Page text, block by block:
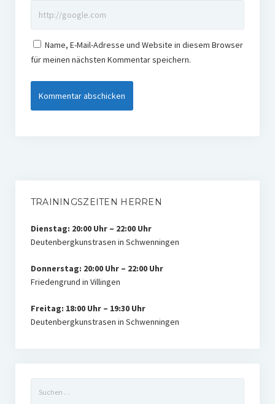
Name, E-Mail-Adresse und Website in diesem Browser
für meinen nächsten Kommentar speichern.
TRAININGSZEITEN HERREN
Dienstag: 20:00 Uhr – 22:00 Uhr
Deutenbergkunstrasen in Schwenningen
Donnerstag: 20:00 Uhr – 22:00 Uhr
Friedengrund in Villingen
Freitag: 18:00 Uhr – 19:30 Uhr
Deutenbergkunstrasen in Schwenningen
nach: